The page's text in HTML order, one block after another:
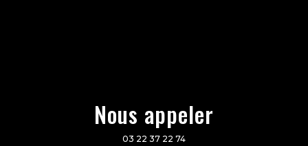
Nous appeler
03 22 37 22 74